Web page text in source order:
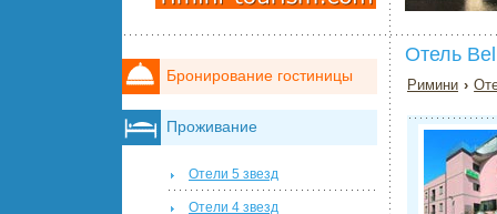
Отель
Римини ›
Бронирование гостиницы
Проживание
Отели 5 звезд
Отели 4 звезд